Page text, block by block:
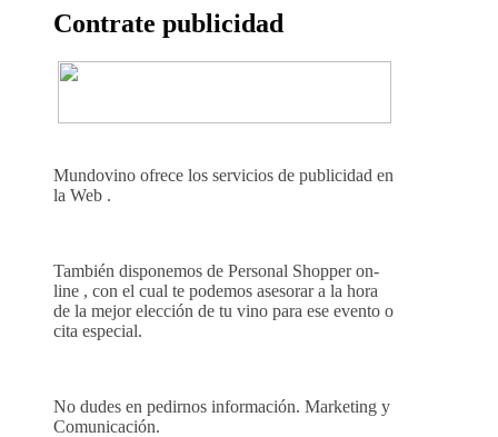
Contrate publicidad
Mundovino ofrece los servicios de publicidad en
la Web .
También disponemos de Personal Shopper on-
line , con el cual te podemos asesorar a la hora
de la mejor elección de tu vino para ese evento o
cita especial.
No dudes en pedirnos información. Marketing y
Comunicación.